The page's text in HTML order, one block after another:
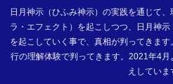
日月神示（ひふみ神示）の実践を通じて
ラ・エフェクト）を起こしつつ、日月神
を起こしていく事で、真相が判ってきます
行の理解体験で判ってきます。2021年4
えしていま